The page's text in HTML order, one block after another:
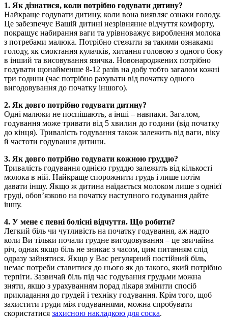
1. Як дізнатися, коли потрібно годувати дитину?
Найкраще годувати дитину, коли вона виявляє ознаки голоду.
Це забезпечує Вашій дитині незрівнянне відчуття комфорту,
покращує набирання ваги та урівноважує вироблення молока
з потребами малюка. Потрібно стежити за такими ознаками
голоду, як смоктання кулачків, хитання головою з одного боку
в інший та висовування язичка. Новонароджених потрібно
годувати щонайменше 8-12 разів на добу тобто загалом кожні
три години (час потрібно рахувати від початку одного
вигодовування до початку іншого).
2. Як довго потрібно годувати дитину?
Одні малюки не поспішають, а інші – навпаки. Загалом,
годування може тривати від 5 хвилин до години (від початку
до кінця). Тривалість годування також залежить від ваги, віку
й частоти годування дитини.
3. Як довго потрібно годувати кожною груддю?
Тривалість годування однією груддю залежить від кількості
молока в ній. Найкраще спорожнити грудь і лише потім
давати іншу. Якщо ж дитина наїдається молоком лише з однієї
груді, обов’язково на початку наступного годування дайте
іншу.
4. У мене є певні болісні відчуття. Що робити?
Легкий біль чи чутливість на початку годування, аж надто
коли Ви тільки почали грудне вигодовування – це звичайна
річ, однак якщо біль не зникає з часом, цим питанням слід
одразу зайнятися. Якщо у Вас регулярний постійний біль,
немає потреби ставитися до нього як до такого, який потрібно
терпіти. Зазвичай біль під час годування грудьми можна
зняти, якщо з урахуванням порад лікаря змінити спосіб
прикладання до грудей і техніку годування. Крім того, щоб
захистити груди між годуваннями, можна спробувати
скористатися захисною накладкою для соска.